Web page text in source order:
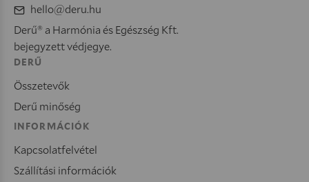
hello@deru.hu
Derű® a Harmónia és Egészség Kft.
bejegyzett védjegye.
DERŰ
Összetevők
Derű minőség
INFORMÁCIÓK
Kapcsolatfelvétel
Szállítási információk